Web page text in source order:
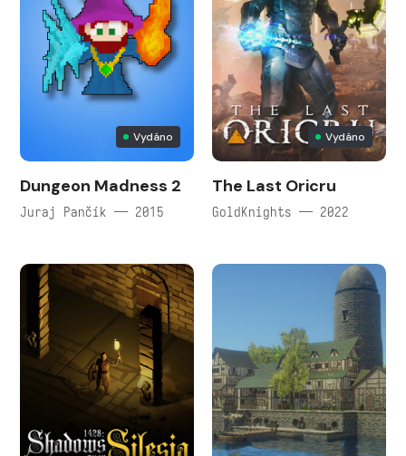
Vydáno
Dungeon Madness 2
Juraj Pančík — 2015
Vydáno
The Last Oricru
GoldKnights — 2022